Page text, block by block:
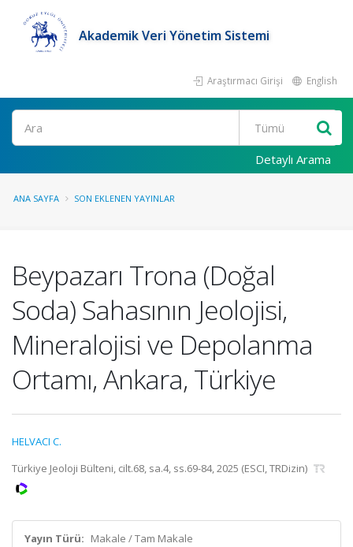
Akademik Veri Yönetim Sistemi
Araştırmacı Girişi English
Ara
Detaylı Arama
ANA SAYFA SON EKLENEN YAYINLAR
Beypazarı Trona (Doğal
Soda) Sahasının Jeolojisi,
Mineralojisi ve Depolanma
Ortamı, Ankara, Türkiye
HELVACI C.
Türkiye Jeoloji Bülteni, cilt.68, sa.4, ss.69-84, 2025 (ESCI, TRDizin)
Yayın Türü: Makale / Tam Makale